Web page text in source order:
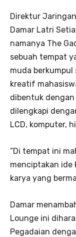
Direktur
Damar Latri
namanya The
sebuah tempat
muda
kreatif
dibentuk dengan
dilengkapi
LCD, komputer,
“Di tempat ini
menciptakan
karya yang
Damar
Lounge ini
Pegadaian